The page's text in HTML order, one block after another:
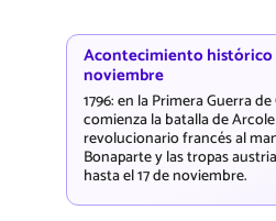
Acontecimiento histórico
noviembre
1796: en la Primera Guerra
comienza la batalla de
revolucionario francés al
Bonaparte y las tropas
hasta el 17 de noviembre.